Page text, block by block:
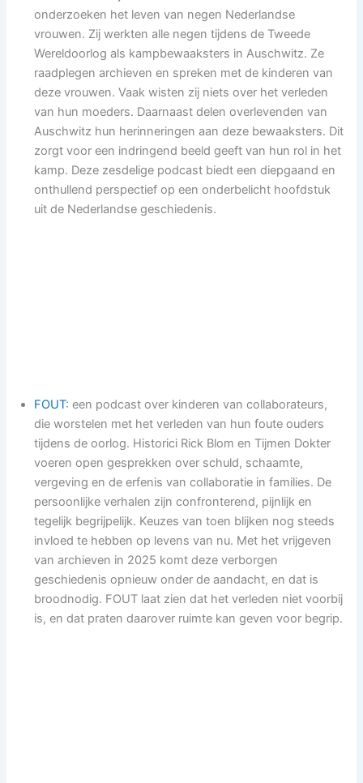
onderzoeken het leven van negen Nederlandse
vrouwen. Zij werkten alle negen tijdens de Tweede
Wereldoorlog als kampbewaaksters in Auschwitz. Ze
raadplegen archieven en spreken met de kinderen van
deze vrouwen. Vaak wisten zij niets over het verleden
van hun moeders. Daarnaast delen overlevenden van
Auschwitz hun herinneringen aan deze bewaaksters. Dit
zorgt voor een indringend beeld geeft van hun rol in het
kamp. Deze zesdelige podcast biedt een diepgaand en
onthullend perspectief op een onderbelicht hoofdstuk
uit de Nederlandse geschiedenis.
FOUT: een podcast over kinderen van collaborateurs,
die worstelen met het verleden van hun foute ouders
tijdens de oorlog. Historici Rick Blom en Tijmen Dokter
voeren open gesprekken over schuld, schaamte,
vergeving en de erfenis van collaboratie in families. De
persoonlijke verhalen zijn confronterend, pijnlijk en
tegelijk begrijpelijk. Keuzes van toen blijken nog steeds
invloed te hebben op levens van nu. Met het vrijgeven
van archieven in 2025 komt deze verborgen
geschiedenis opnieuw onder de aandacht, en dat is
broodnodig. FOUT laat zien dat het verleden niet voorbij
is, en dat praten daarover ruimte kan geven voor begrip.